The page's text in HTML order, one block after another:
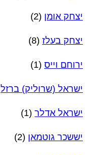
יצחק אומן (2)
יצחק בעלז (8)
ירוחם וייס (1)
ישראל (שרוליק) ברזל
ישראל אדלר (1)
יששכר גוטמאן (2)